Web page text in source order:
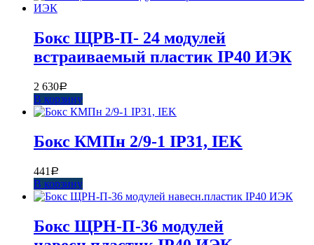
Бокс ЩРВ-П- 24 модулей
встраиваемый пластик IP40 ИЭК
2 630Р
В корзину
Бокс КМПн 2/9-1 IP31, IEK
441 Р
В корзину
Бокс ЩРН-П-36 модулей